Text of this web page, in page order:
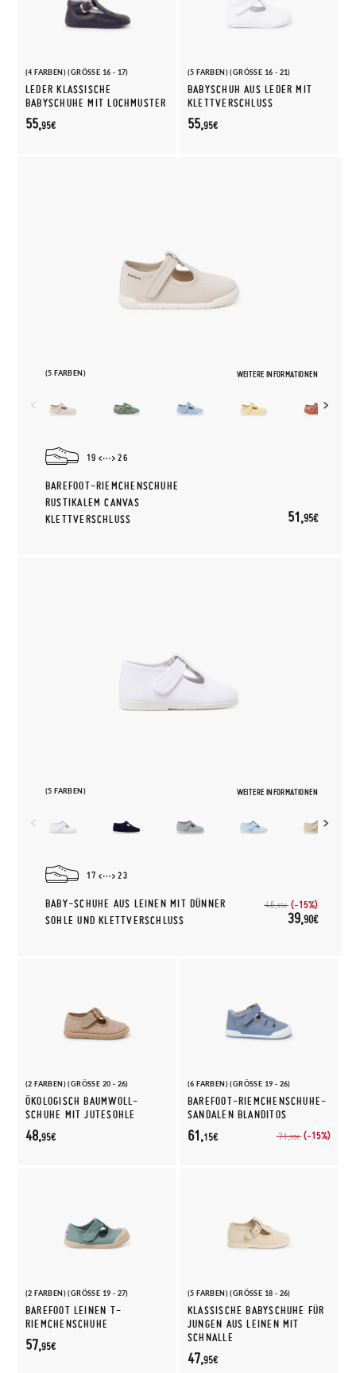
(4 FARBEN) (GRÖSSE 16 - 17)
LEDER KLASSISCHE
BABYSCHUHE MIT LOCHMUSTER
55,95€
(5 FARBEN) (GRÖSSE 16 - 21)
BABYSCHUH AUS LEDER MIT
KLETTVERSCHLUSS
55,95€
(5 FARBEN) WEITERE INFORMATIONEN
19 26
BAREFOOT-RIEMCHENSCHUHE
RUSTIKALEM CANVAS
KLETTVERSCHLUSS
51,95€
(5 FARBEN) WEITERE INFORMATIONEN
17 23
BABY-SCHUHE AUS LEINEN MIT DÜNNER
SOHLE UND KLETTVERSCHLUSS
46,95€ (-15%)
39,90€
(2 FARBEN) (GRÖSSE 20 - 26)
ÖKOLOGISCH BAUMWOLL-
SCHUHE MIT JUTESOHLE
48,95€
(6 FARBEN) (GRÖSSE 19 - 26)
BAREFOOT-RIEMCHENSCHUHE-
SANDALEN BLANDITOS
71,95€ (-15%)
61,15€
(2 FARBEN) (GRÖSSE 19 - 27)
BAREFOOT LEINEN T-
RIEMCHENSCHUHE
57,95€
(5 FARBEN) (GRÖSSE 18 - 26)
KLASSISCHE BABYSCHUHE FÜR
JUNGEN AUS LEINEN MIT
SCHNALLE
47,95€